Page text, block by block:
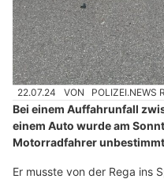
22.07.24 VON POLIZEI.NEWS
Bei einem Auffahrunfall
einem Auto wurde am
Motorradfahrer
Er musste von der Rega ins